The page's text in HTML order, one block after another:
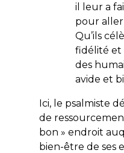
il leur a
pour
Qu’ils
fidélité et
des
avide et
Ici, le psalmiste
de
bon » endroit
bien-être de ses